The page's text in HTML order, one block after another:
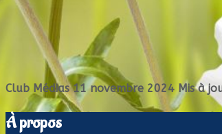
Club Médias 11 novembre 2024Mis à
À propos